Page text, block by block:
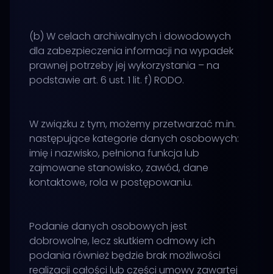
(b) W celach archiwalnych i dowodowych
dla zabezpieczenia informacji na wypadek
prawnej potrzeby jej wykorzystania – na
podstawie art. 6 ust. 1 lit. f) RODO.
W związku z tym, możemy przetwarzać m.in.
następujące kategorie danych osobowych:
imię i nazwisko, pełniona funkcja lub
zajmowane stanowisko, zawód, dane
kontaktowe, rola w postępowaniu.
Podanie danych osobowych jest
dobrowolne, lecz skutkiem odmowy ich
podania również będzie brak możliwości
realizacji całości lub części umowy zawartej